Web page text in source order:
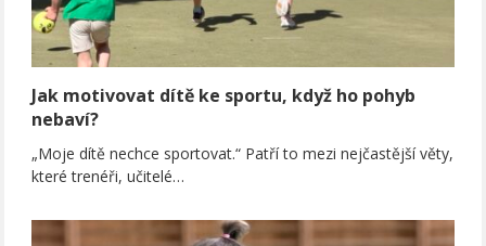
Jak motivovat dítě ke sportu, když ho pohyb
nebaví?
„Moje dítě nechce sportovat.“ Patří to mezi nejčastější věty,
které trenéři, učitelé…